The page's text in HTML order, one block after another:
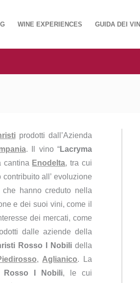
WINE EXPERIENCES GUIDA DEI VINI
prodotti dall’Azienda
. Il vino “Lacryma
cantina Enodelta, tra cui
all’ evoluzione
hanno creduto nella
e dei suoi vini, come il
dei mercati, come
dalle aziende della
Rosso I Nobilidella
, Aglianico. La
Rosso I Nobili, le cui